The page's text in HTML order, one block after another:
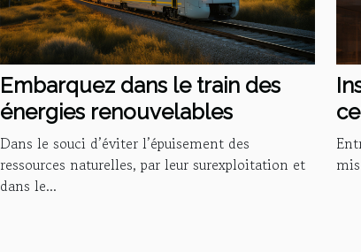
Embarquez dans le train des
énergies renouvelables
Dans le souci d’éviter l’épuisement des
ressources naturelles, par leur surexploitation et
dans le...